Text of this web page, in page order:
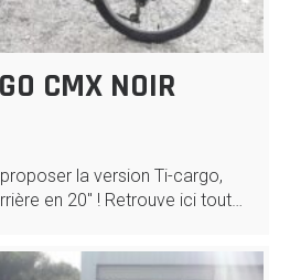
CMX NOIR
la version Ti-cargo,
en 20″ ! Retrouve ici tout…